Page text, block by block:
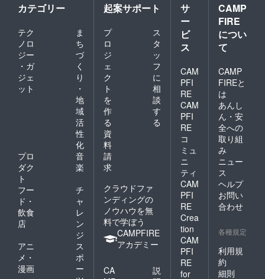
カテゴリー
テク
ノロ
ジー
・ガ
ジェ
ット
ま
ち
づ
く
り
・
地
域
活
性
化
プロ
ダク
ト
音
楽
フー
ド・
飲食
店
チ
ャ
レ
ン
ジ
アニ
メ・
漫画
ス
ポ
ー
起案サポート
プ
ロ
ジ
ェ
ク
ト
を
作
る
ス
タ
ッ
フ
に
相
談
す
る
資
料
請
求
クラウドファ
ンディングの
ノウハウを無
料で学ぼう
CAMPFIRE
アカデミー
CA
説
サ
ー
ビ
ス
CAM
PFI
RE
CAM
PFI
RE
コ
ミュ
ニ
ティ
CAM
PFI
RE
Crea
tion
CAM
PFI
RE
for
CAMP
FIRE
につい
て
CAMP
FIREと
は
あんし
ん・安
全への
取り組
み
ニュー
ス
ヘルプ
お問い
合わせ
各種規定
利用規
約
細則